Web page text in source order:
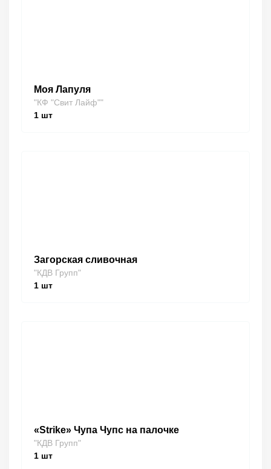
Моя Лапуля
"КФ "Свит Лайф""
1 шт
Загорская сливочная
"КДВ Групп"
1 шт
«Strike» Чупа Чупс на палочке
"КДВ Групп"
1 шт